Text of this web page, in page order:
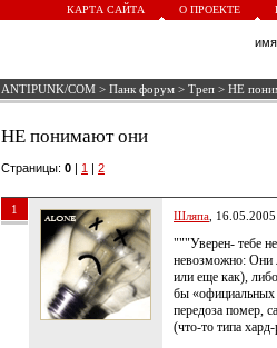
КАРТА САЙТА О ПРОЕКТЕ
ANTIPUNK/COM > Панк форум > Треп > НЕ
НЕ понимают они
Страницы: 0 | 1 | 2
1 Шляпа ,
"""Уверен- тебе
невозможно: Они
или еще как),
бы
передоза помер,
(что-то типа